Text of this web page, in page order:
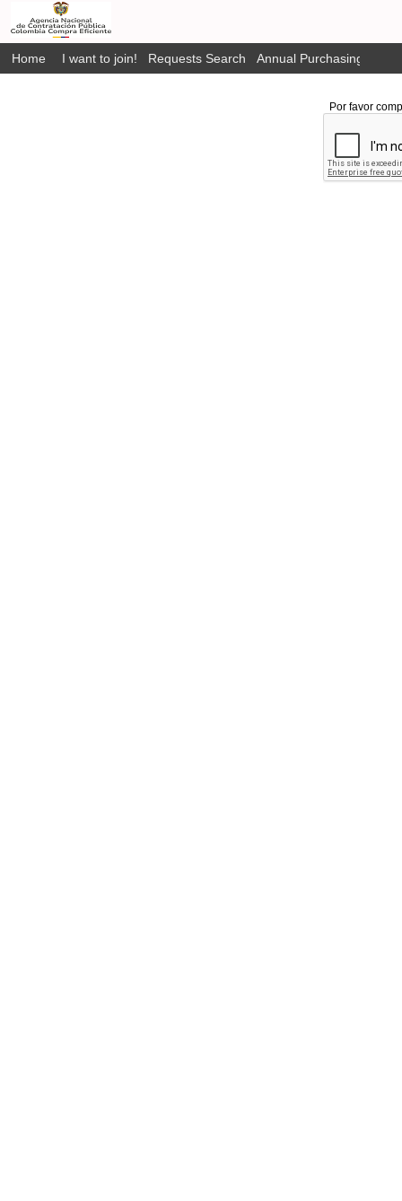
Home I want to join! Requests Search Annual Purchasing Plan
Por favor